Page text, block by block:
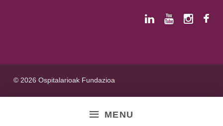
MENU
© 2026 Ospitalarioak Fundazioa